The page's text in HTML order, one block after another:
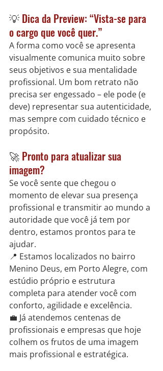
💡 Dica da Preview: “Vista-se para
o cargo que você quer.”
A forma como você se apresenta
visualmente comunica muito sobre
seus objetivos e sua mentalidade
profissional. Um bom retrato não
precisa ser engessado – ele pode (e
deve) representar sua autenticidade,
mas sempre com cuidado técnico e
propósito.
🚀 Pronto para atualizar sua
imagem?
Se você sente que chegou o
momento de elevar sua presença
profissional e transmitir ao mundo a
autoridade que você já tem por
dentro, estamos prontos para te
ajudar.
📍 Estamos localizados no bairro
Menino Deus, em Porto Alegre, com
estúdio próprio e estrutura
completa para atender você com
conforto, agilidade e excelência.
💼 Já atendemos centenas de
profissionais e empresas que hoje
colhem os frutos de uma imagem
mais profissional e estratégica.